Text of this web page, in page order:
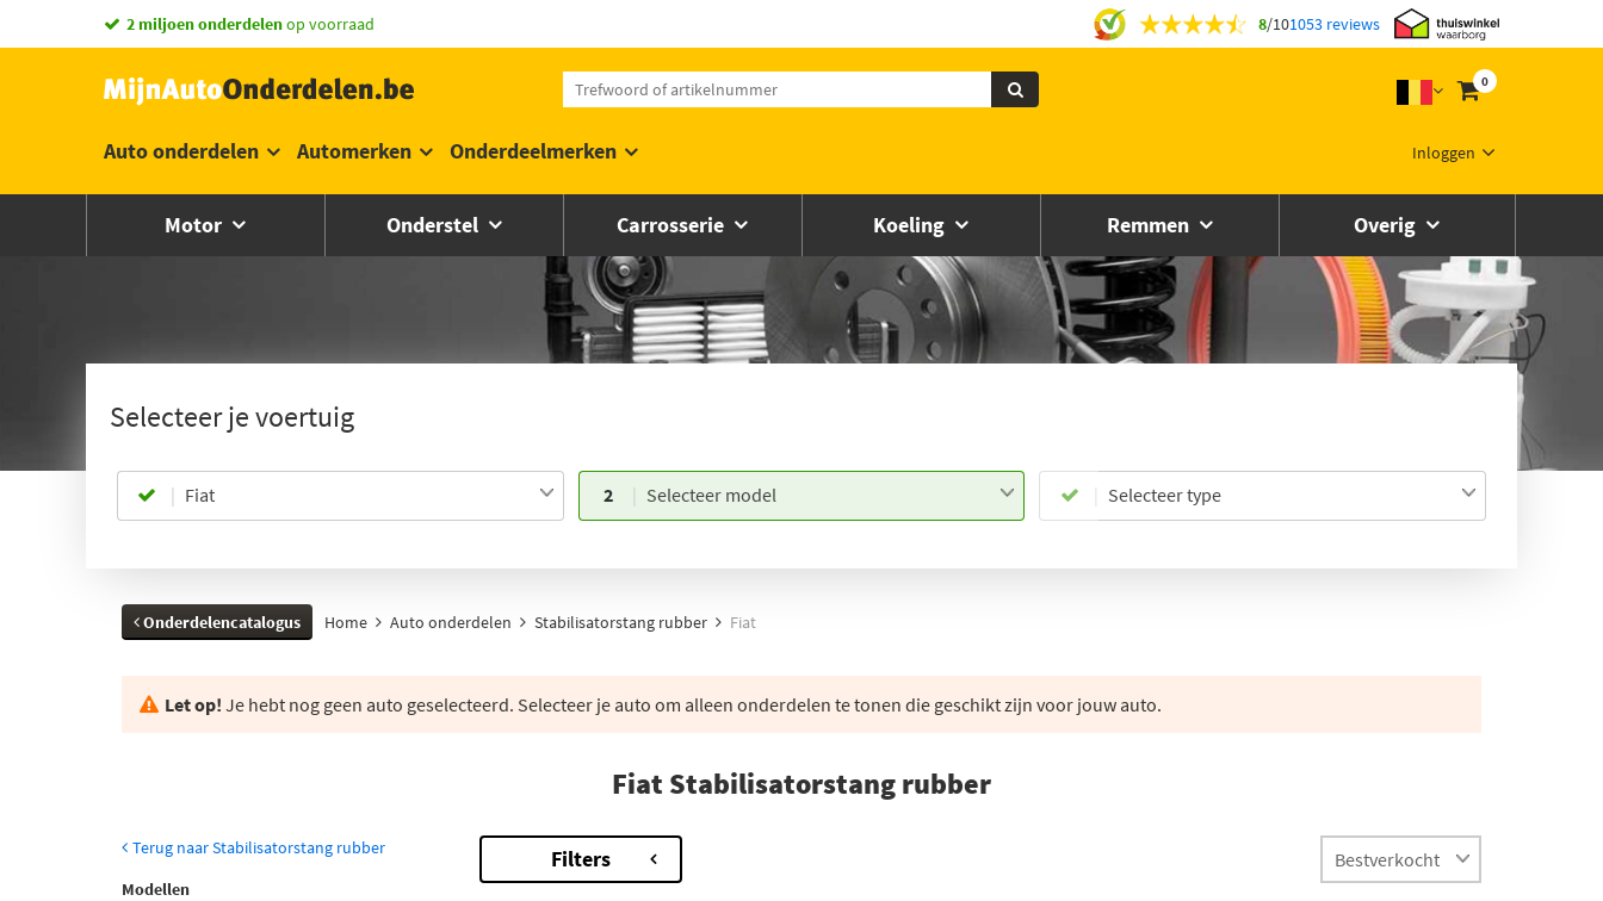
2 miljoen onderdelenop voorraad 8/101053 reviews
0
Inloggen
Auto onderdelen Automerken Onderdeelmerken
Motor Onderstel Carrosserie Koeling Remmen Overig
Selecteer je voertuig
Fiat 2 Selecteer model Selecteer type
Onderdelencatalogus Home Auto onderdelen Stabilisatorstang rubber Fiat
Let op! Je hebt nog geen auto geselecteerd. Selecteer je auto om alleen onderdelen te tonen die geschikt zijn voor jouw auto.
Fiat Stabilisatorstang rubber
Terug naar Stabilisatorstang rubber
Modellen
Filters